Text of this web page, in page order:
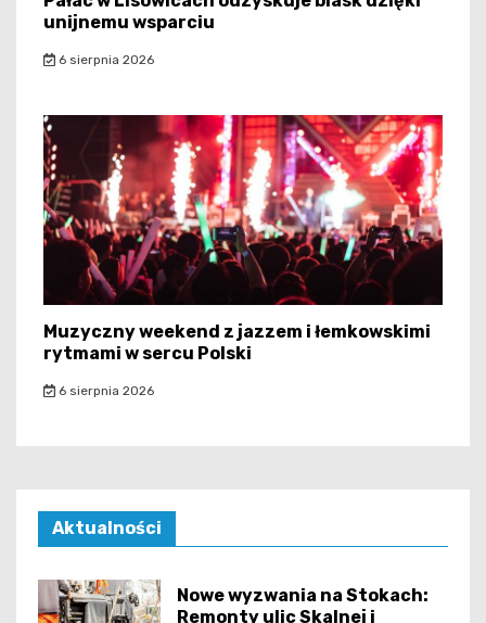
unijnemu wsparciu
6 sierpnia 2026
Muzyczny weekend z jazzem i łemkowskimi
rytmami w sercu Polski
6 sierpnia 2026
Aktualności
Nowe wyzwania na Stokach:
Remonty ulic Skalnej i